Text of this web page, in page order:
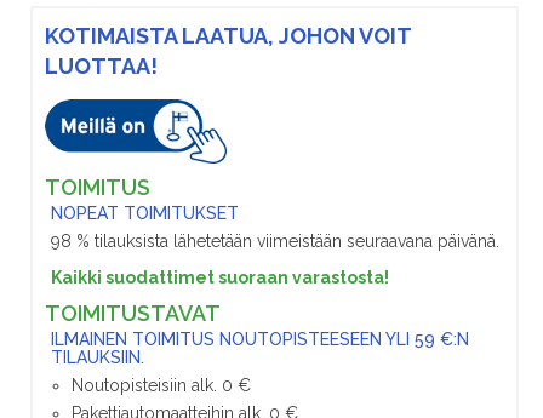
KOTIMAISTA LAATUA, JOHON VOIT
LUOTTAA!
TOIMITUS
NOPEAT TOIMITUKSET
98 % tilauksista lähetetään viimeistään seuraavana päivänä.
Kaikki suodattimet suoraan varastosta!
TOIMITUSTAVAT
ILMAINEN TOIMITUS NOUTOPISTEESEEN YLI 59 €:N
TILAUKSIIN.
Noutopisteisiin alk. 0 €
Pakettiautomaatteihin alk. 0 €